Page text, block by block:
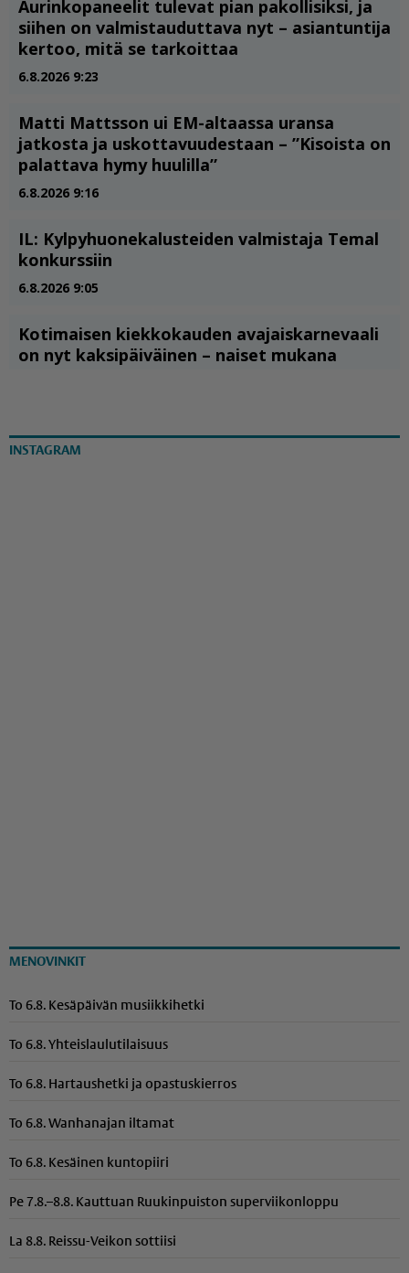
INSTAGRAM
MENOVINKIT
To 6.8. Kesäpäivän musiikkihetki
To 6.8. Yhteis­lau­lu­ti­laisuus
To 6.8. Hartaushetki ja opastuskierros
To 6.8. Wanhanajan iltamat
To 6.8. Kesäinen kuntopiiri
Pe 7.8.–8.8. Kauttuan Ruukinpuiston superviikonloppu
La 8.8. Reissu-Veikon sottiisi